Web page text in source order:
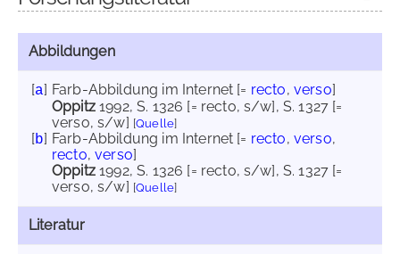
Abbildungen
[a] Farb-Abbildung im Internet [= recto, verso]
Oppitz1992, S. 1326 [= recto, s/w], S. 1327 [=
verso, s/w] [Quelle]
[b] Farb-Abbildung im Internet [= recto, verso,
recto,verso]
Oppitz1992, S. 1326 [= recto, s/w], S. 1327 [=
verso, s/w] [Quelle]
Literatur